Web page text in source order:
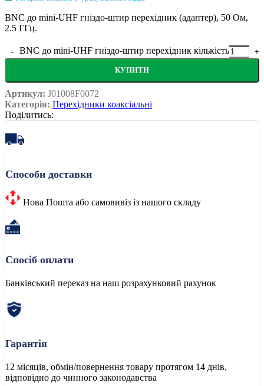
BNC до mini-UHF гніздо-штир перехідник (адаптер), 50 Ом,
2.5 ГГц.
BNC до mini-UHF гніздо-штир перехідник кількість
КУПИТИ
Артикул: J01008F0072
Категорія: Перехідники коаксіальні
Поділитись:
Способи доставки
Нова Пошта або самовивіз із нашого складу
Спосіб оплати
Банківський переказ на наш розрахунковий рахунок
Гарантія
12 місяців, обмін/повернення товару протягом 14 днів,
відповідно до чинного законодавства